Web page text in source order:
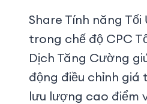
Share Tính năng Tối
trong chế độ CPC
Dịch Tăng Cường
động điều chỉnh giá
lưu lượng cao điểm